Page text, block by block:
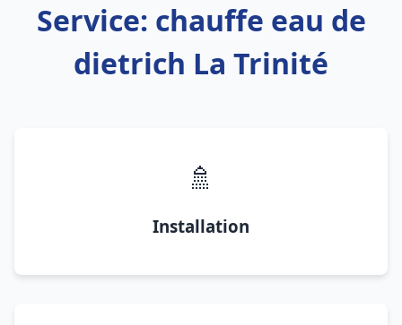
Service: chauffe eau de
dietrich La Trinité
🚿
Installation